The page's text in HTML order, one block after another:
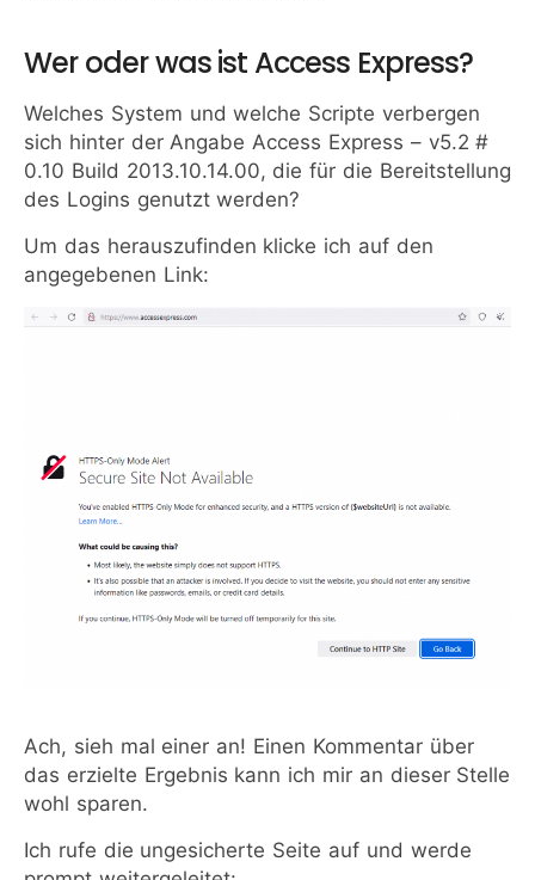
Wer oder was ist Access Express?
Welches System und welche Scripte verbergen
sich hinter der Angabe Access Express – v5.2 #
0.10 Build 2013.10.14.00, die für die Bereitstellung
des Logins genutzt werden?
Um das herauszufinden klicke ich auf den
angegebenen Link:
Ach, sieh mal einer an! Einen Kommentar über
das erzielte Ergebnis kann ich mir an dieser Stelle
wohl sparen.
Ich rufe die ungesicherte Seite auf und werde